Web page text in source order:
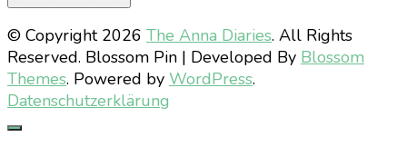
© Copyright 2026 The Anna Diaries. All Rights
Reserved. Blossom Pin | Developed By Blossom
Themes. Powered by WordPress.
Datenschutzerklärung